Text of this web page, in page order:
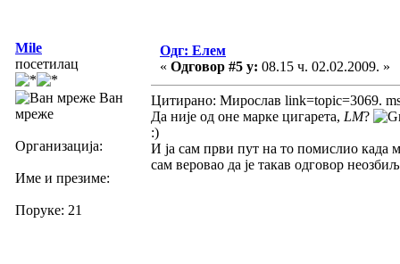
Mile
посетилац
Ван
мреже
Организација:
Име и презиме:
Поруке: 21
Одг: Елем
« Одговор #5 у: 08.15 ч. 02.02.2009. »
Цитирано: Мирослав link=topic=3069.
Да није од оне марке цигарета, LM?
:)
И ја сам први пут на то помислио када
сам веровао да је такав одговор